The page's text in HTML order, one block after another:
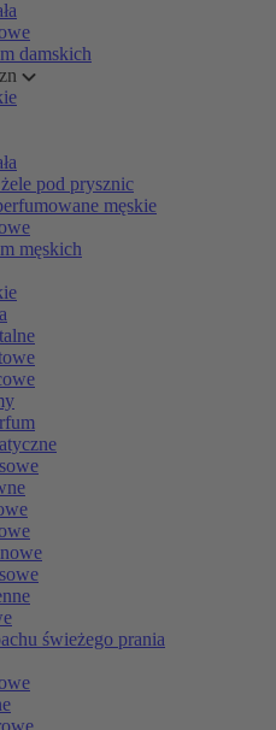
damskich
pod prysznic
męskie
męskich
świeżego prania